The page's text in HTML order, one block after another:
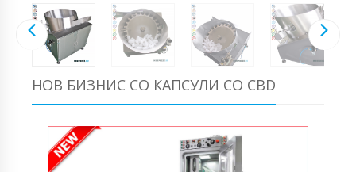
НОВ БИЗНИС СО КАПСУЛИ СО CBD